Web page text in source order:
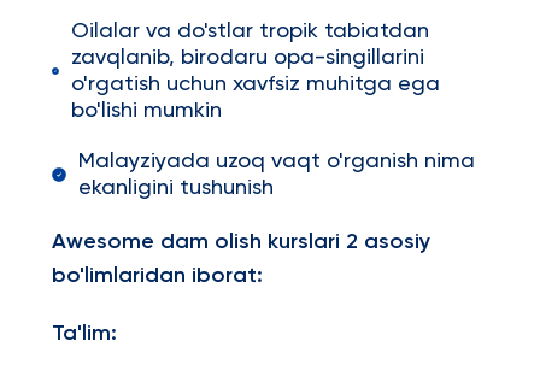
Oilalar va do'stlar tropik tabiatdan
zavqlanib, birodaru opa-singillarini
o'rgatish uchun xavfsiz muhitga ega
bo'lishi mumkin
Malayziyada uzoq vaqt o'rganish nima
ekanligini tushunish
Awesome dam olish kurslari 2 asosiy
bo'limlaridan iborat:
Ta'lim: